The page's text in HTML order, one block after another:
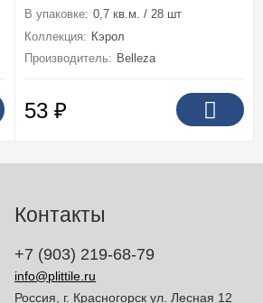
В упаковке: 0,7 кв.м. / 28 шт
Коллекция: Кэрол
Производитель: Belleza
53₽
Контакты
+7 (903) 219-68-79
info@plittile.ru
Россия, г. Красногорск ул. Лесная 12